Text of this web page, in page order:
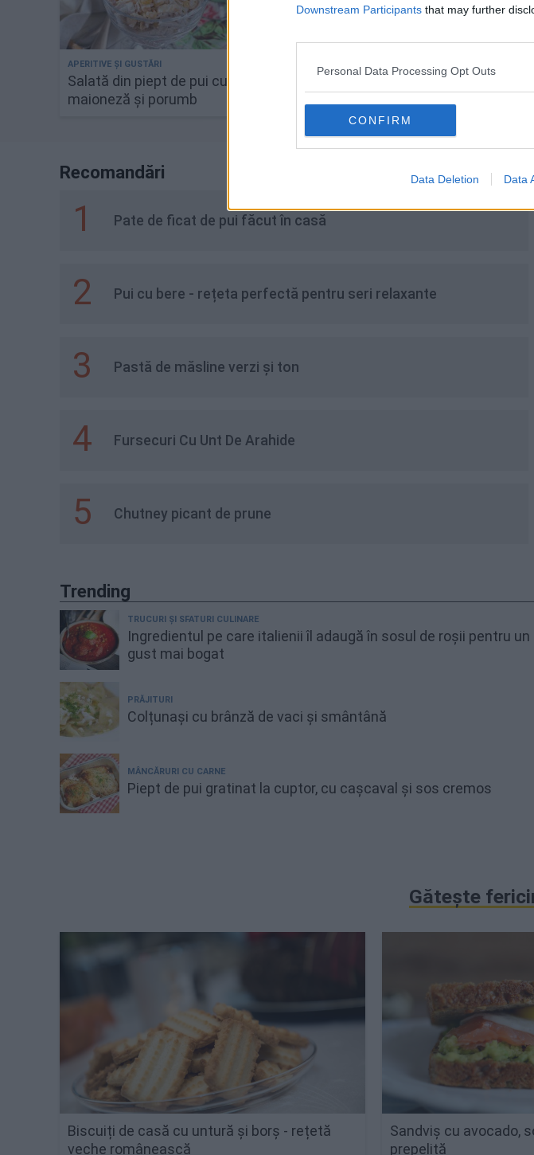
Downstream Participants that may further
Personal Data Processing Opt Outs
CONFIRM
Data Deletion Data
Salată din piept de pui cu
maioneză și porumb
Piept de pui în crustă de fulgi
Recomandări
1 Pate de ficat de pui făcut în casă
2 Pui cu bere - rețeta perfectă pentru seri relaxante
3 Pastă de măsline verzi și ton
4 Fursecuri Cu Unt De Arahide
5 Chutney picant de prune
Trending
TRUCURI ȘI SFATURI CULINARE
Ingredientul pe care italienii îl adaugă în sosul de roșii pentru un
gust mai bogat
PRĂJITURI
Colțunași cu brânză de vaci și smântână
MÂNCĂRURI CU CARNE
Piept de pui gratinat la cuptor, cu cașcaval și sos cremos
Gătește
Biscuiți de casă cu untură și borș - rețetă
veche românească
Sandviș cu avocado,
prepeliță